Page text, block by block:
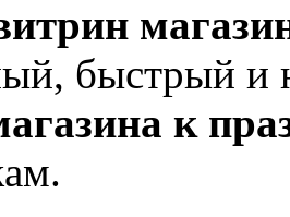
быстрый и
к